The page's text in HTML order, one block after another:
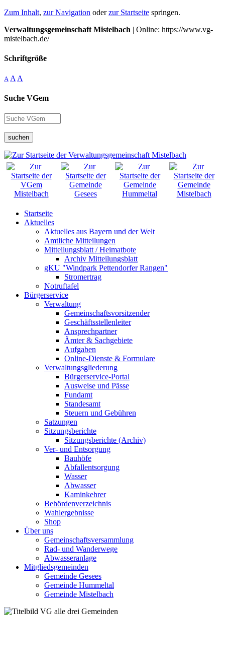
Zum Inhalt, zur Navigation oderzur Startseite springen.
Verwaltungsgemeinschaft Mistelbach | Online: https://www.vg-
mistelbach.de/
Schriftgröße
A A A
Suche VGem
suchen
Startseite
Aktuelles
Aktuelles aus Bayern und der Welt
Amtliche Mitteilungen
Mitteilungsblatt / Heimatbote
Archiv Mitteilungsblatt
gKU "Windpark Pettendorfer Rangen"
Stromertrag
Notruftafel
Bürgerservice
Verwaltung
Gemeinschaftsvorsitzender
Geschäftsstellenleiter
Ansprechpartner
Ämter & Sachgebiete
Aufgaben
Online-Dienste & Formulare
Verwaltungsgliederung
Bürgerservice-Portal
Ausweise und Pässe
Fundamt
Standesamt
Steuern und Gebühren
Satzungen
Sitzungsberichte
Sitzungsberichte (Archiv)
Ver- und Entsorgung
Bauhöfe
Abfallentsorgung
Wasser
Abwasser
Kaminkehrer
Behördenverzeichnis
Wahlergebnisse
Shop
Über uns
Gemeinschaftsversammlung
Rad- und Wanderwege
Abwasseranlage
Mitgliedsgemeinden
Gemeinde Gesees
Gemeinde Hummeltal
Gemeinde Mistelbach